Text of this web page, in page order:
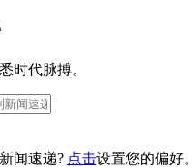
时代脉搏。
闻速递? 点击设置您的偏好。